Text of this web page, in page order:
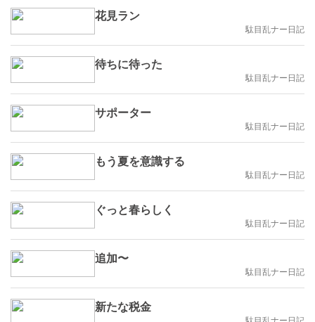
花見ラン
駄目乱ナー日記
待ちに待った
駄目乱ナー日記
サポーター
駄目乱ナー日記
もう夏を意識する
駄目乱ナー日記
ぐっと春らしく
駄目乱ナー日記
追加〜
駄目乱ナー日記
新たな税金
駄目乱ナー日記